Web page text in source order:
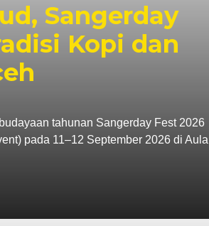
Sangerday
Kopi dan
tahunan Sangerday Fest 2026
pada 11–12 September 2026 di Aula